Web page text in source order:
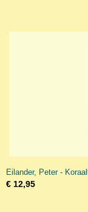
Eilander, Peter -
€ 12,95